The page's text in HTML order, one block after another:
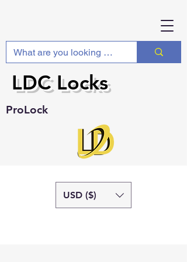
ProLock
LDC Locks
USD ($)